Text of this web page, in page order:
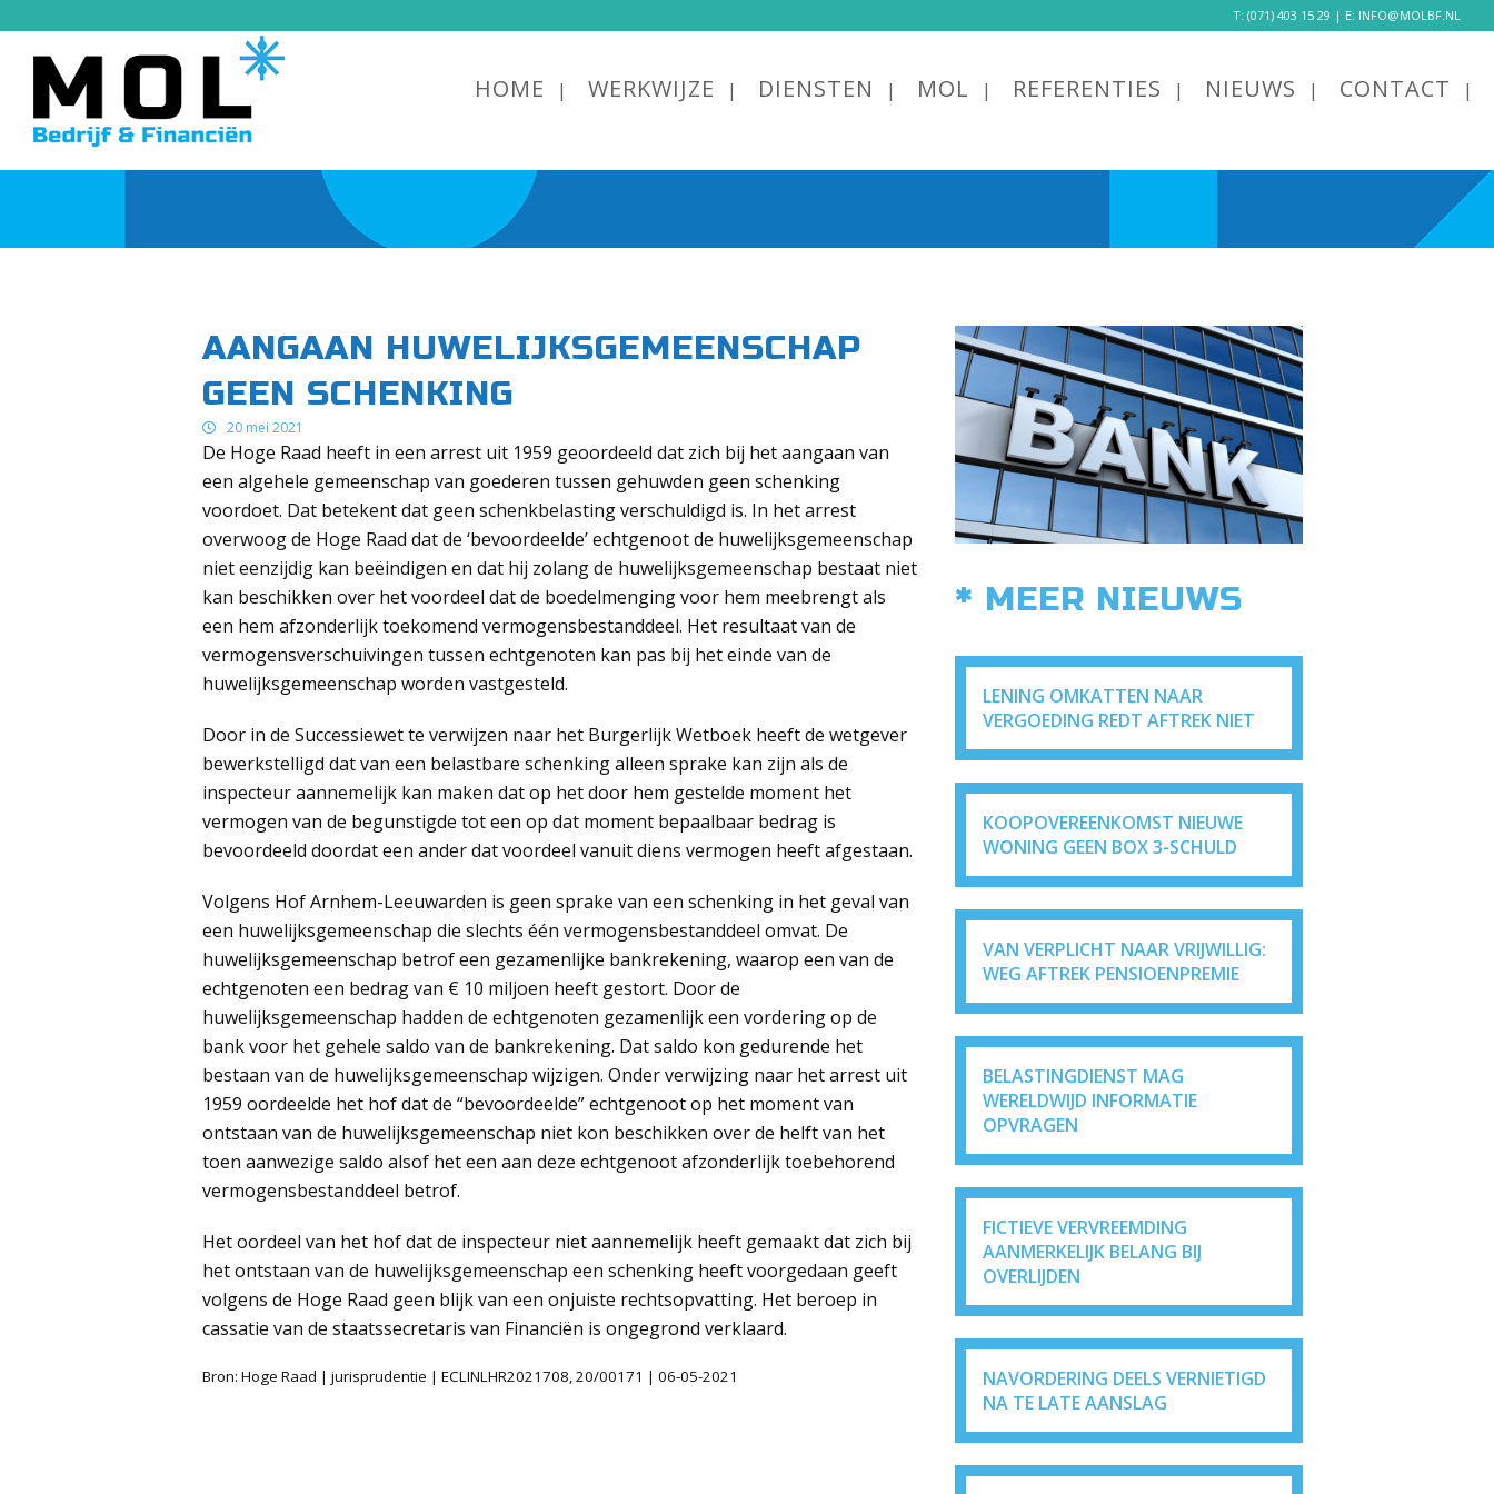
T: (071) 403 15 29 | E: INFO@MOLBF.NL
HOME WERKWIJZE DIENSTEN MOL REFERENTIES NIEUWS CONTACT
AANGAAN HUWELIJKSGEMEENSCHAP
GEEN SCHENKING
20 mei 2021
De Hoge Raad heeft in een arrest uit 1959 geoordeeld dat zich bij het aangaan van
een algehele gemeenschap van goederen tussen gehuwden geen schenking
voordoet. Dat betekent dat geen schenkbelasting verschuldigd is. In het arrest
overwoog de Hoge Raad dat de ‘bevoordeelde’ echtgenoot de huwelijksgemeenschap
niet eenzijdig kan beëindigen en dat hij zolang de huwelijksgemeenschap bestaat niet
kan beschikken over het voordeel dat de boedelmenging voor hem meebrengt als
een hem afzonderlijk toekomend vermogensbestanddeel. Het resultaat van de
vermogensverschuivingen tussen echtgenoten kan pas bij het einde van de
huwelijksgemeenschap worden vastgesteld.
Door in de Successiewet te verwijzen naar het Burgerlijk Wetboek heeft de wetgever
bewerkstelligd dat van een belastbare schenking alleen sprake kan zijn als de
inspecteur aannemelijk kan maken dat op het door hem gestelde moment het
vermogen van de begunstigde tot een op dat moment bepaalbaar bedrag is
bevoordeeld doordat een ander dat voordeel vanuit diens vermogen heeft afgestaan.
Volgens Hof Arnhem-Leeuwarden is geen sprake van een schenking in het geval van
een huwelijksgemeenschap die slechts één vermogensbestanddeel omvat. De
huwelijksgemeenschap betrof een gezamenlijke bankrekening, waarop een van de
echtgenoten een bedrag van € 10 miljoen heeft gestort. Door de
huwelijksgemeenschap hadden de echtgenoten gezamenlijk een vordering op de
bank voor het gehele saldo van de bankrekening. Dat saldo kon gedurende het
bestaan van de huwelijksgemeenschap wijzigen. Onder verwijzing naar het arrest uit
1959 oordeelde het hof dat de “bevoordeelde” echtgenoot op het moment van
ontstaan van de huwelijksgemeenschap niet kon beschikken over de helft van het
toen aanwezige saldo alsof het een aan deze echtgenoot afzonderlijk toebehorend
vermogensbestanddeel betrof.
Het oordeel van het hof dat de inspecteur niet aannemelijk heeft gemaakt dat zich bij
het ontstaan van de huwelijksgemeenschap een schenking heeft voorgedaan geeft
volgens de Hoge Raad geen blijk van een onjuiste rechtsopvatting. Het beroep in
cassatie van de staatssecretaris van Financiën is ongegrond verklaard.
Bron: Hoge Raad | jurisprudentie | ECLINLHR2021708, 20/00171 | 06-05-2021
* MEER NIEUWS
LENING OMKATTEN NAAR
VERGOEDING REDT AFTREK NIET
KOOPOVEREENKOMST NIEUWE
WONING GEEN BOX 3-SCHULD
VAN VERPLICHT NAAR VRIJWILLIG:
WEG AFTREK PENSIOENPREMIE
BELASTINGDIENST MAG
WERELDWIJD INFORMATIE
OPVRAGEN
FICTIEVE VERVREEMDING
AANMERKELIJK BELANG BIJ
OVERLIJDEN
NAVORDERING DEELS VERNIETIGD
NA TE LATE AANSLAG